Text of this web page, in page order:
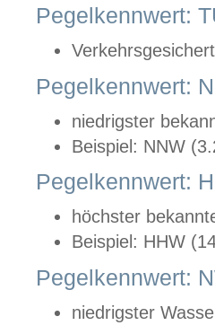
Pegelkennwert:
Pegelkennwert:
niedrigster
Beispiel: NNW
Pegelkennwert:
höchster
Beispiel: HHW
Pegelkennwert:
niedrigster